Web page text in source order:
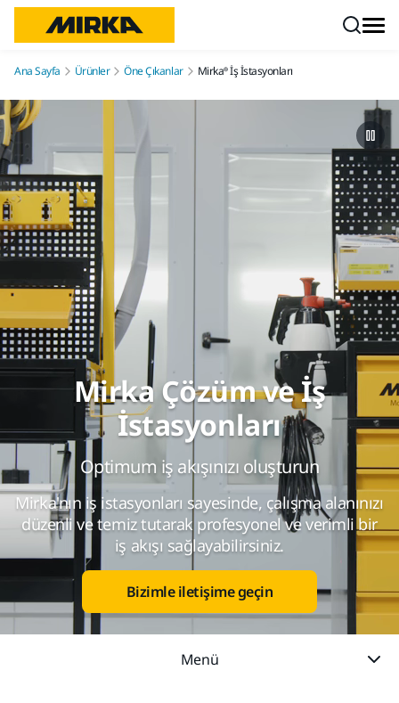
Ana Sayfa Ürünler Öne Çıkanlar Mirka® İş İstasyonları
Mirka Çözüm ve İş
İstasyonları
Optimum iş akışınızı oluşturun
Mirka'nın iş istasyonları sayesinde, çalışma alanınızı
düzenli ve temiz tutarak profesyonel ve verimli bir
iş akışı sağlayabilirsiniz.
Bizimle iletişime geçin
Menü